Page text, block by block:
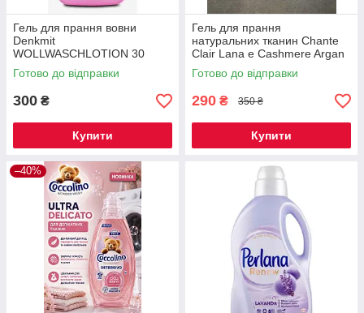
Гель для прання вовни
Denkmit
WOLLWASCHLOTION 30
пран. 1,5л.
Готово до відправки
300 ₴
Купити
Гель для прання
натуральних тканин Chante
Clair Lana e Cashmere Argan
900 мл, 18 прань, для шерсті,
шовку та кашеміру
Готово до відправки
290 ₴ 350 ₴
Купити
–40%